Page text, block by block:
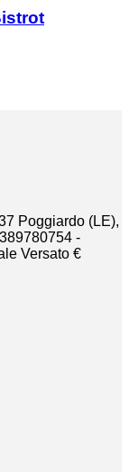
Poggiardo (LE),
-
Versato €